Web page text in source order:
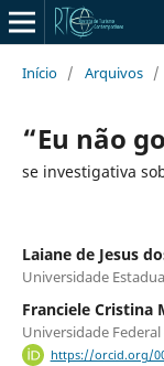
Início / Arquivos /
“Eu não
se investigativa
Laiane de Jesus
Universidade
Franciele Cristina
Universidade
https://orcid.org/